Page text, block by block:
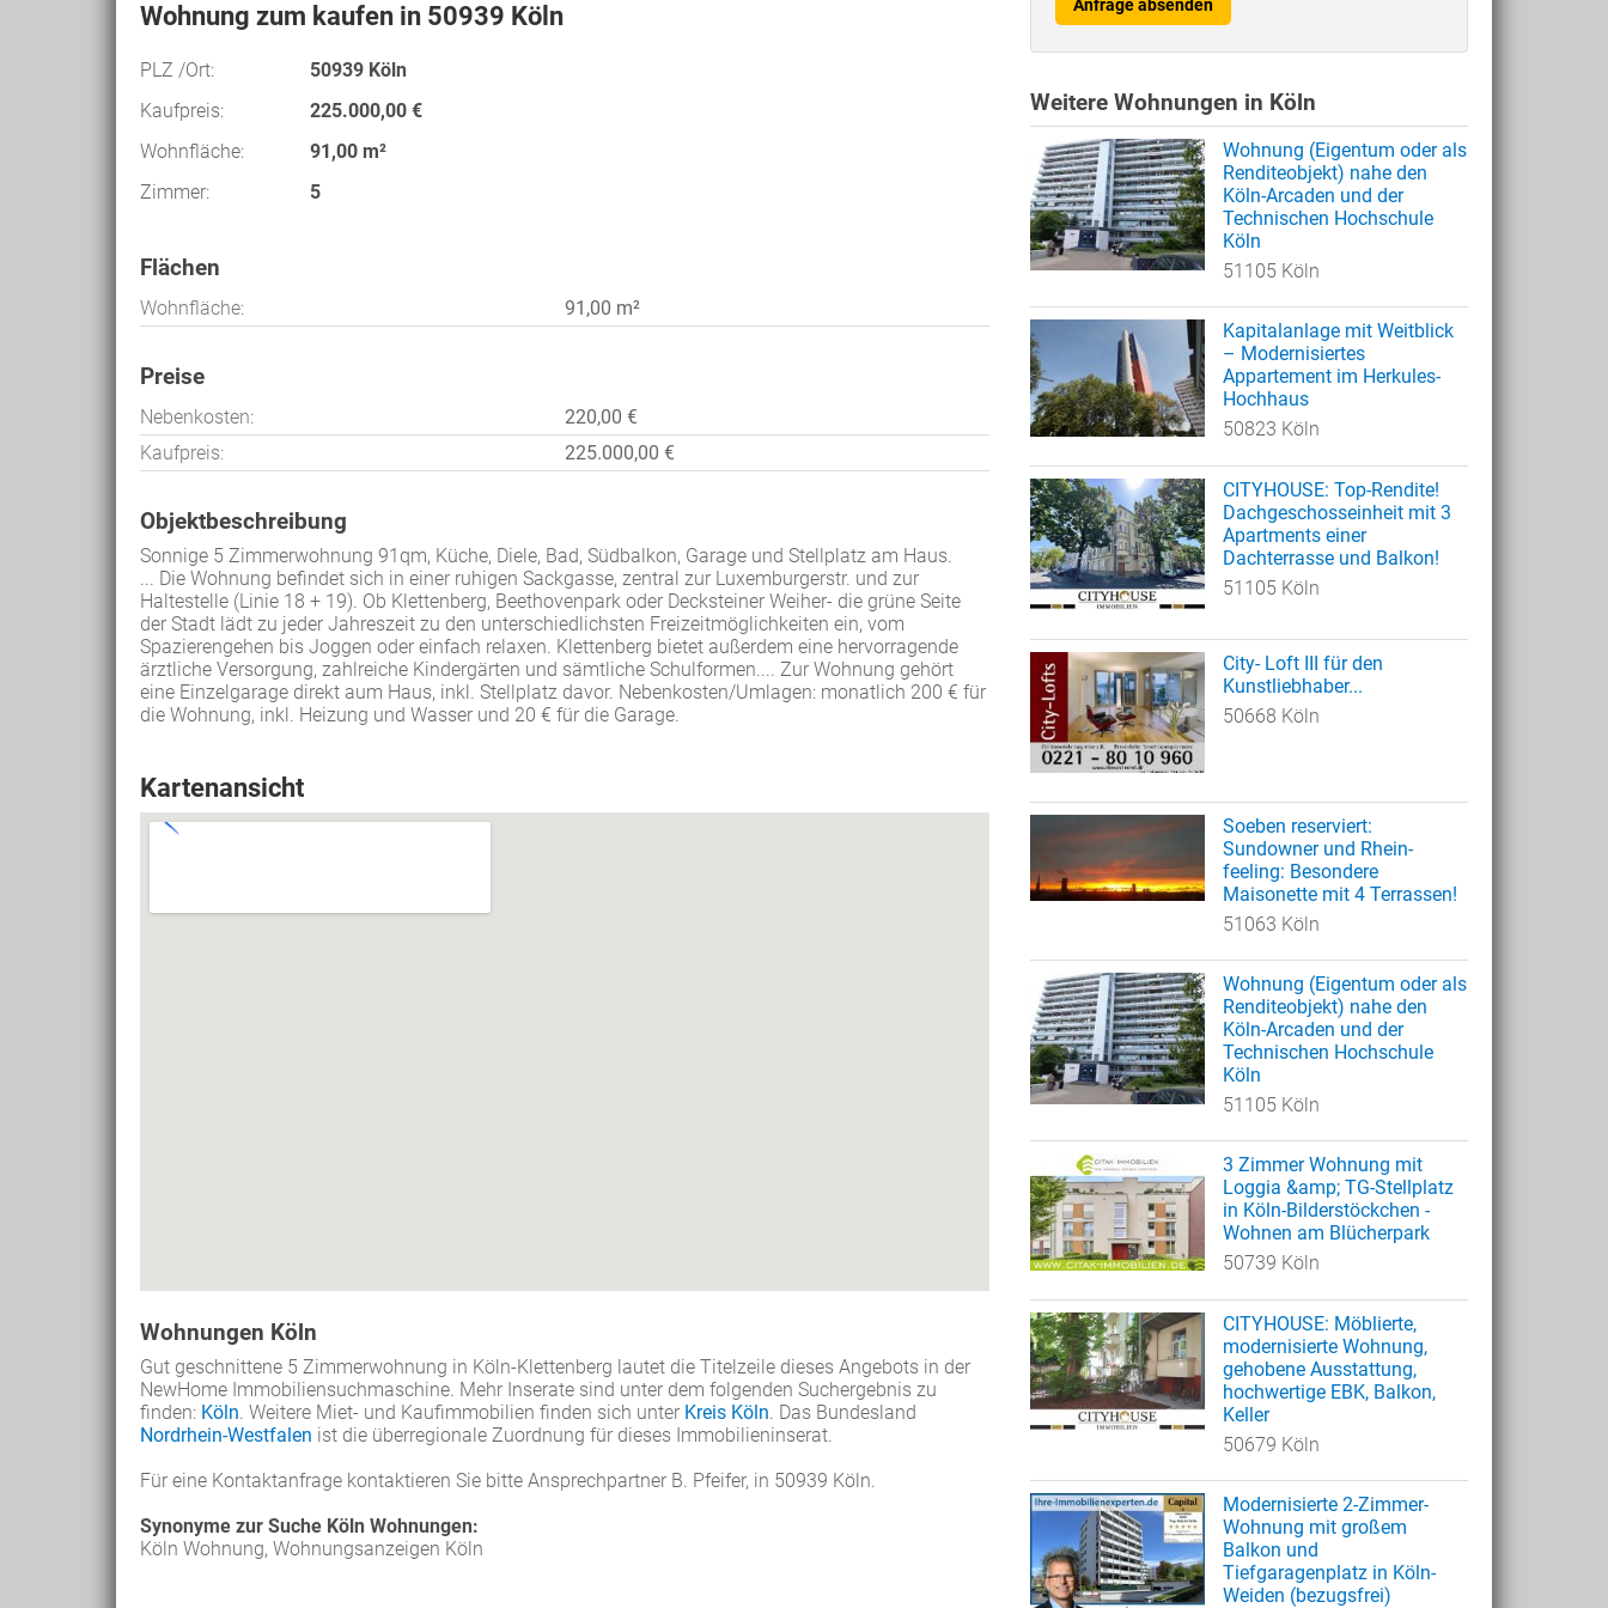
Wohnung zum kaufen in 50939 Köln
PLZ /Ort:
50939 Köln
Kaufpreis:
225.000,00 €
Wohnfläche:
91,00 m²
Zimmer:
5
Flächen
Wohnfläche: 91,00 m²
Preise
Nebenkosten:
220,00 €
Kaufpreis:
225.000,00 €
Objektbeschreibung
Sonnige 5 Zimmerwohnung 91qm, Küche, Diele, Bad, Südbalkon, Garage und Stellplatz am Haus.
... Die Wohnung befindet sich in einer ruhigen Sackgasse, zentral zur Luxemburgerstr. und zur
Haltestelle (Linie 18 + 19). Ob Klettenberg, Beethovenpark oder Decksteiner Weiher- die grüne Seite
der Stadt lädt zu jeder Jahreszeit zu den unterschiedlichsten Freizeitmöglichkeiten ein, vom
Spazierengehen bis Joggen oder einfach relaxen. Klettenberg bietet außerdem eine hervorragende
ärztliche Versorgung, zahlreiche Kindergärten und sämtliche Schulformen.... Zur Wohnung gehört
eine Einzelgarage direkt aum Haus, inkl. Stellplatz davor. Nebenkosten/Umlagen: monatlich 200 € für
die Wohnung, inkl. Heizung und Wasser und 20 € für die Garage.
Kartenansicht
Wohnungen Köln
Gut geschnittene 5 Zimmerwohnung in Köln-Klettenberg lautet die Titelzeile dieses Angebots in der
NewHome Immobiliensuchmaschine. Mehr Inserate sind unter dem folgenden Suchergebnis zu
finden: Köln. Weitere Miet- und Kaufimmobilien finden sich unter Kreis Köln. Das Bundesland
Nordrhein-Westfalen ist die überregionale Zuordnung für dieses Immobilieninserat.
Für eine Kontaktanfrage kontaktieren Sie bitte Ansprechpartner B. Pfeifer, in 50939 Köln.
Synonyme zur Suche Köln Wohnungen:
Köln Wohnung, Wohnungsanzeigen Köln
Anfrage absenden
Weitere Wohnungen in Köln
Wohnung (Eigentum oder als
Renditeobjekt) nahe den
Köln-Arcaden und der
Technischen Hochschule
Köln
51105 Köln
Kapitalanlage mit Weitblick
– Modernisiertes
Appartement im Herkules-
Hochhaus
50823 Köln
CITYHOUSE: Top-Rendite!
Dachgeschosseinheit mit 3
Apartments einer
Dachterrasse und Balkon!
51105 Köln
City- Loft III für den
Kunstliebhaber...
50668 Köln
Soeben reserviert:
Sundowner und Rhein-
feeling: Besondere
Maisonette mit 4 Terrassen!
51063 Köln
Wohnung (Eigentum oder als
Renditeobjekt) nahe den
Köln-Arcaden und der
Technischen Hochschule
Köln
51105 Köln
3 Zimmer Wohnung mit
Loggia &amp; TG-Stellplatz
in Köln-Bilderstöckchen -
Wohnen am Blücherpark
50739 Köln
CITYHOUSE: Möblierte,
modernisierte Wohnung,
gehobene Ausstattung,
hochwertige EBK, Balkon,
Keller
50679 Köln
Modernisierte 2-Zimmer-
Wohnung mit großem
Balkon und
Tiefgaragenplatz in Köln-
Weiden (bezugsfrei)